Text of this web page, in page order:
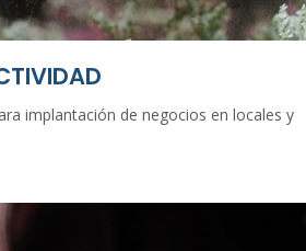
implantación de negocios en locales y